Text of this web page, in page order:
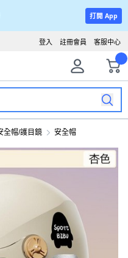
打開 App
客服中心
註冊會員
登入
全帽/護目鏡 安全帽